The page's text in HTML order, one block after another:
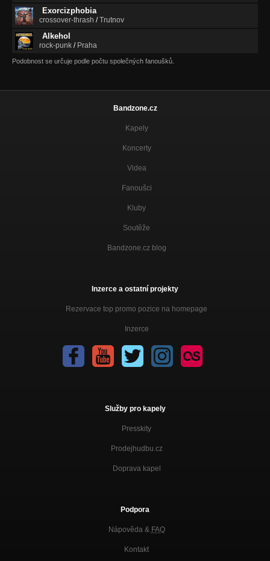
Exorcizphobia
crossover-thrash /Trutnov
Alkehol
rock-punk / Praha
Podobnost se určuje podle počtu společných fanoušků.
Bandzone.cz
Kapely
Koncerty
Videa
Fanoušci
Kluby
Soutěže
Bandzone.cz blog
Inzerce a ostatní projekty
Rezervace top promo pozice na homepage
Inzerce
Služby pro kapely
Presskity
Prodejhudbu.cz
Doprava kapel
Podpora
Nápověda & FAQ
Kontakt